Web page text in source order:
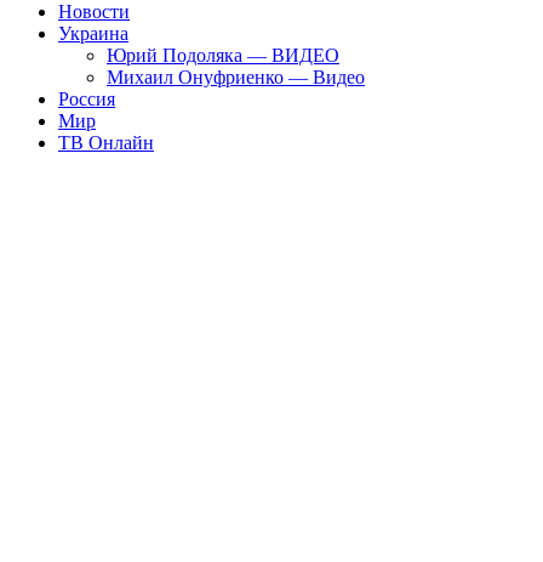
Новости
Украина
Юрий Подоляка — ВИДЕО
Михаил Онуфриенко — Видео
Россия
Мир
ТВ Онлайн